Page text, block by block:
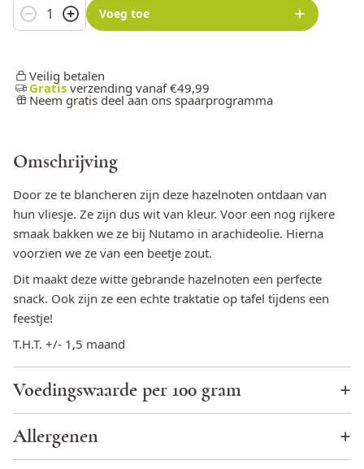
Aantal Voeg toe
Veilig betalen
Gratis verzending vanaf €49,99
Neem gratis deel aan ons spaarprogramma
Omschrijving
Door ze te blancheren zijn deze hazelnoten ontdaan van
hun vliesje. Ze zijn dus wit van kleur. Voor een nog rijkere
smaak bakken we ze bij Nutamo in arachideolie. Hierna
voorzien we ze van een beetje zout.
Dit maakt deze witte gebrande hazelnoten een perfecte
snack. Ook zijn ze een echte traktatie op tafel tijdens een
feestje!
T.H.T. +/- 1,5 maand
Voedingswaarde per 100 gram
Energie (KJ)
Energie (kcal) 711,7
Allergenen